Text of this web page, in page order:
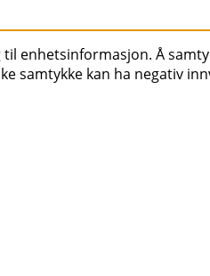
enhetsinformasjon. Å
samtykke kan ha negativ